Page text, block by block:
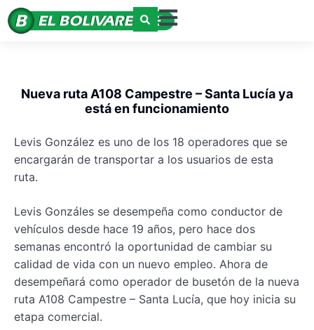
Nueva ruta A108 Campestre – Santa Lucía ya
está en funcionamiento
Levis González es uno de los 18 operadores que se
encargarán de transportar a los usuarios de esta
ruta.
Levis Gonzáles se desempeña como conductor de
vehículos desde hace 19 años, pero hace dos
semanas encontró la oportunidad de cambiar su
calidad de vida con un nuevo empleo. Ahora de
desempeñará como operador de busetón de la nueva
ruta A108 Campestre – Santa Lucía, que hoy inicia su
etapa comercial.